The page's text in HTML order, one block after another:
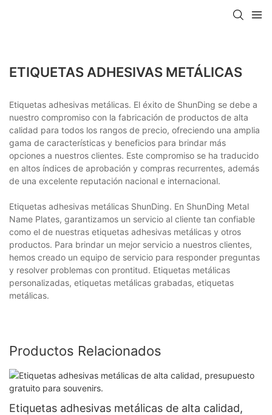
ETIQUETAS ADHESIVAS METÁLICAS
Etiquetas adhesivas metálicas. El éxito de ShunDing se debe a
nuestro compromiso con la fabricación de productos de alta
calidad para todos los rangos de precio, ofreciendo una amplia
gama de características y beneficios para brindar más
opciones a nuestros clientes. Este compromiso se ha traducido
en altos índices de aprobación y compras recurrentes, además
de una excelente reputación nacional e internacional.
Etiquetas adhesivas metálicas ShunDing. En ShunDing Metal
Name Plates, garantizamos un servicio al cliente tan confiable
como el de nuestras etiquetas adhesivas metálicas y otros
productos. Para brindar un mejor servicio a nuestros clientes,
hemos creado un equipo de servicio para responder preguntas
y resolver problemas con prontitud. Etiquetas metálicas
personalizadas, etiquetas metálicas grabadas, etiquetas
metálicas.
Productos Relacionados
Etiquetas adhesivas metálicas de alta calidad,